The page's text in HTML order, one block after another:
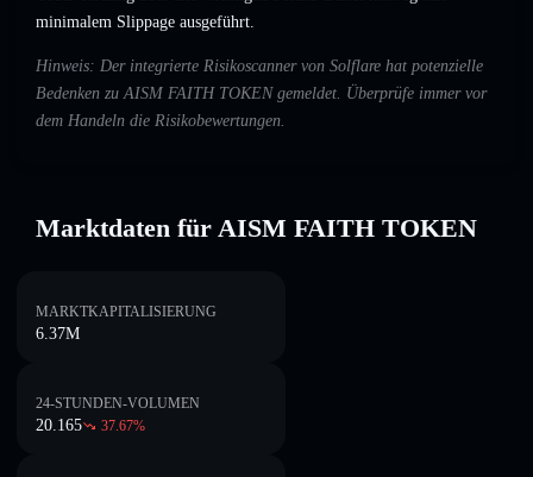
minimalem Slippage ausgeführt.
Hinweis: Der integrierte Risikoscanner von Solflare hat potenzielle
Bedenken zu AISM FAITH TOKEN gemeldet. Überprüfe immer vor
dem Handeln die Risikobewertungen.
Marktdaten für AISM FAITH TOKEN
MARKTKAPITALISIERUNG
6.37M
24-STUNDEN-VOLUMEN
20.165 37.67%